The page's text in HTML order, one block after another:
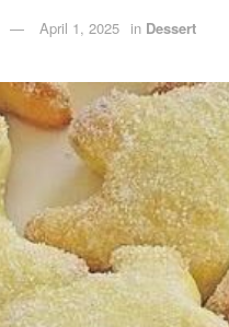
April 1, 2025 in Dessert